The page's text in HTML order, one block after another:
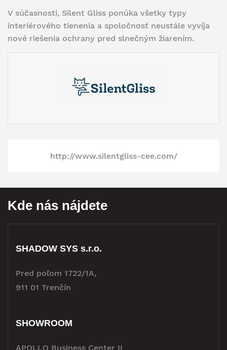
V súčasnosti, Silent Gliss ponúka všetky typy
interiérového tienenia a spoločnosť neustále vyvíja
nové riešenia ochrany pred slnečným žiarením.
http://www.silentgliss-cee.com/
Kde nás nájdete
SHADOW SYS s.r.o.
Pred poľom 1722/1A,
911 01 Trenčín
SHOWROOM
APOLLO Business Center II